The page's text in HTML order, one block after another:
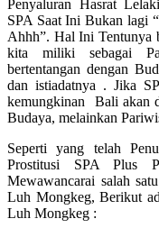
Penyaluran Hasrat
SPA Saat Ini Bukan lagi
Ahhh”. Hal Ini Tentunya
kita miliki sebagai
bertentangan dengan
dan istiadatnya . Jika
kemungkinan Bali akan
Budaya, melainkan
Seperti yang telah
Prostitusi SPA Plus
Mewawancarai salah
Luh Mongkeg, Berikut
Luh Mongkeg :